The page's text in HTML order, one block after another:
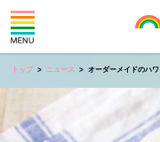
トップ ニュース オーダーメイドのハ